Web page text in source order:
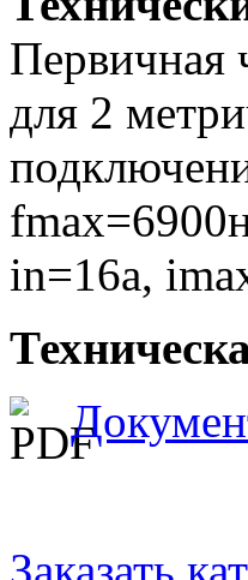
Первичная
для 2
in=16a,
Заказать